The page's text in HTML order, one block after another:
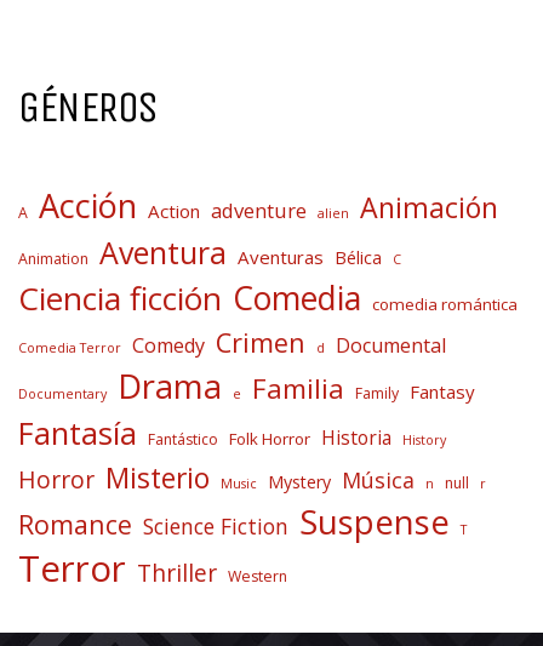
GÉNEROS
A Acción Action adventure alien Animación
Animation Aventura Aventuras Bélica C
Ciencia ficción Comedia comedia romántica
Comedia Terror Comedy Crimen d Documental
Documentary Drama e Familia Family Fantasy
Fantasía Fantástico Folk Horror Historia History
Horror Misterio Music Mystery Música n null r
Romance Science Fiction Suspense T
Terror Thriller Western